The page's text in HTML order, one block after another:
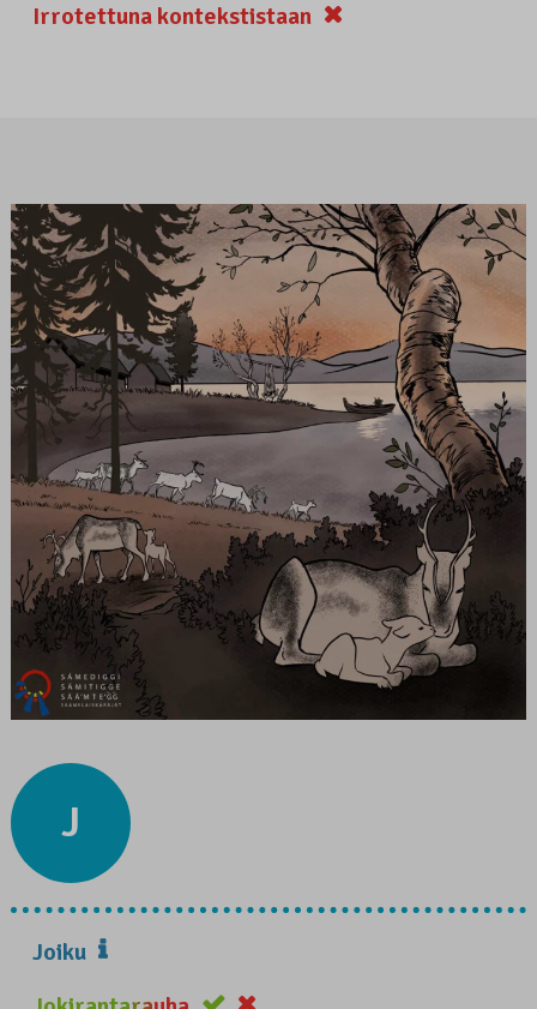
Irrotettuna kontekstistaan
J
Joiku